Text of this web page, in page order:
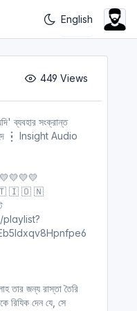
449 Views
ব্যবহার সংক্রান্ত
┇ Insight Audio
🇮 🇴 🇳
তার জন্য রাস্তা তৈরি
রিযিক দেন যে, সে